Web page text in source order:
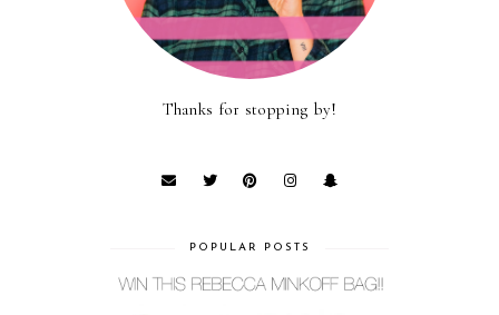
Thanks for stopping by!
POPULAR POSTS